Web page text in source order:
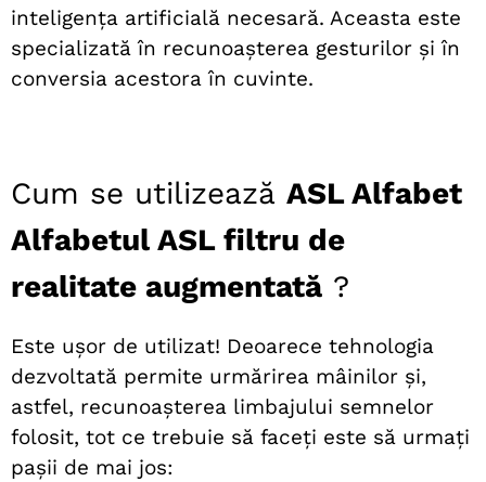
inteligența artificială necesară. Aceasta este
specializată în recunoașterea gesturilor și în
conversia acestora în cuvinte.
Cum se utilizează ASL Alfabet
Alfabetul ASL filtru de
realitate augmentată ?
Este ușor de utilizat! Deoarece tehnologia
dezvoltată permite urmărirea mâinilor și,
astfel, recunoașterea limbajului semnelor
folosit, tot ce trebuie să faceți este să urmați
pașii de mai jos: